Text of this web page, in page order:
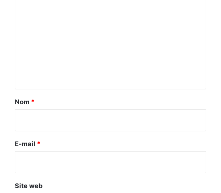
a
e
Nom *
E-mail *
Site web